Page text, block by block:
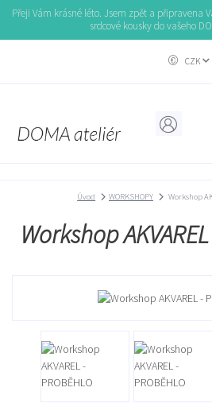
Přeji Vám krásné léto. Jsem zpět a připravena
srdcové kousky do vašeho
CZK
Úvod WORKSHOPY Workshop
Workshop